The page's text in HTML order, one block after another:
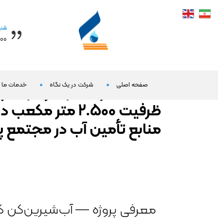
صفحه اصلی شرکت در یک نگاه خدمات ما
طراحی، ساخت، اجرا
5.000 مترمکعب در شبانه
ظرفیت 2.500
منابع تأمین آب در
معرفی پروژه — آب‌شیرین‌کن